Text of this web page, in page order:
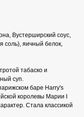
Вустерширский соус,
соль), яичный белок,
табаско и
суп.
баре Harry's
королевы Марии I
Стала классикой